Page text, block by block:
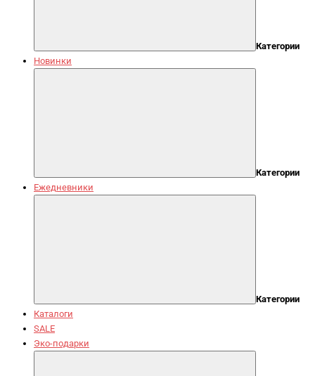
Категории
Новинки
Категории
Ежедневники
Категории
Каталоги
SALE
Эко-подарки